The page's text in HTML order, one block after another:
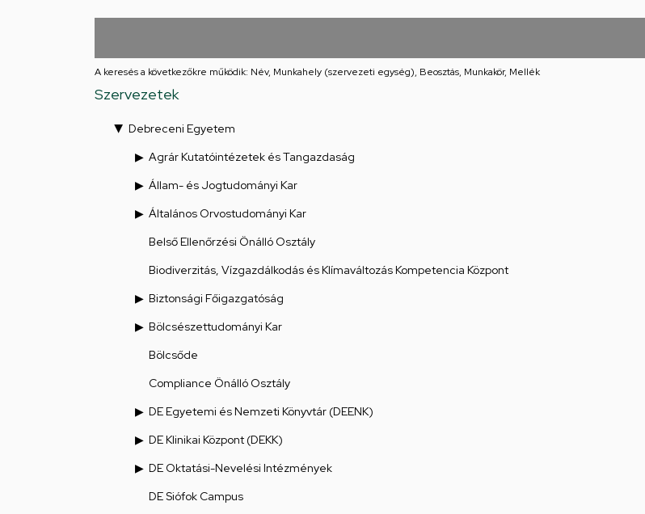
Iskolája
feladatellátási
A keresés a következőkre működik: Név, Munkahely (szervezeti egység), Beosztás, Munkakör, Mellék
Szervezetek
Debreceni Egyetem
Agrár Kutatóintézetek és Tangazdaság
Állam- és Jogtudományi Kar
Általános Orvostudományi Kar
Belső Ellenőrzési Önálló Osztály
Biodiverzitás, Vízgazdálkodás és Klímaváltozás Kompetencia Központ
Biztonsági Főigazgatóság
Bölcsészettudományi Kar
Bölcsőde
Compliance Önálló Osztály
DE Egyetemi és Nemzeti Könyvtár (DEENK)
DE Klinikai Központ (DEKK)
DE Oktatási-Nevelési Intézmények
DE Siófok Campus